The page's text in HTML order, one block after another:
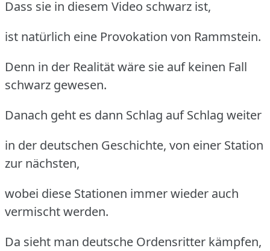
Dass sie in diesem Video schwarz ist,
ist natürlich eine Provokation von Rammstein.
Denn in der Realität wäre sie auf keinen Fall
schwarz gewesen.
Danach geht es dann Schlag auf Schlag weiter
in der deutschen Geschichte, von einer Station
zur nächsten,
wobei diese Stationen immer wieder auch
vermischt werden.
Da sieht man deutsche Ordensritter kämpfen,